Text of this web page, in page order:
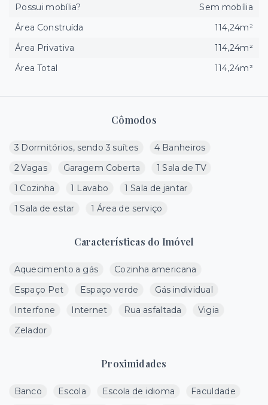
Cômodos
3 Dormitórios, sendo 3 suítes
4 Banheiros
2 Vagas
Garagem Coberta
1 Sala de TV
1 Cozinha
1 Lavabo
1 Sala de jantar
1 Sala de estar
1 Área de serviço
Características do Imóvel
Aquecimento a gás
Cozinha americana
Espaço Pet
Espaço verde
Gás individual
Interfone
Internet Rua asfaltada
Vigia
Zelador
Proximidades
Banco Escola Escola de idioma
Faculdade
Possui mobília?
Sem mobília
Área Construída
114,24m²
Área Privativa
114,24m²
Área Total
114,24m²